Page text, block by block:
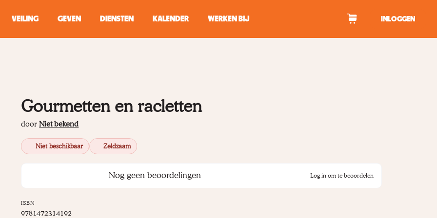
VEILING GEVEN DIENSTEN KALENDER WERKEN BIJ
Typ minstens 2 tekens om te zoeken.
INLOGGEN
Gourmetten en racletten
doorNiet bekend
Niet beschikbaar Zeldzaam
Nog geen beoordelingen Log in om te beoordelen
ISBN
9781472314192